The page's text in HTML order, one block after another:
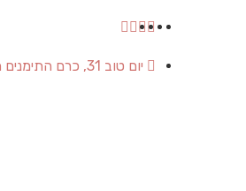
יום טוב 31, כרם התימנים ת״א